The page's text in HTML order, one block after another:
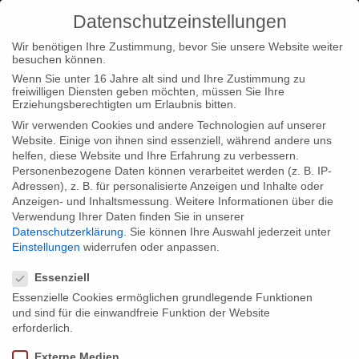
Home Typ|News
One World – International Human Rights
Documentary Film Festival
One World – International Human Rights
Documentary Film Festival
Unser Film Tabakmädchen von Biljana Garvanlieva wird auf
dem 12. One World – International Human Rights Documentary
Datenschutzeinstellungen
Wir benötigen Ihre Zustimmung, bevor Sie unsere Website weiter
besuchen können.
Wenn Sie unter 16 Jahre alt sind und Ihre Zustimmung zu
freiwilligen Diensten geben möchten, müssen Sie Ihre
Erziehungsberechtigten um Erlaubnis bitten.
Wir verwenden Cookies und andere Technologien auf unserer
Website. Einige von ihnen sind essenziell, während andere uns
helfen, diese Website und Ihre Erfahrung zu verbessern.
Personenbezogene Daten können verarbeitet werden (z. B. IP-
Adressen), z. B. für personalisierte Anzeigen und Inhalte oder
Anzeigen- und Inhaltsmessung. Weitere Informationen über die
Verwendung Ihrer Daten finden Sie in unserer
Datenschutzerklärung
Sie können Ihre Auswahl jederzeit unter
Einstellungen widerrufen oder anpassen.
Essenziell
Essenzielle Cookies ermöglichen grundlegende Funktionen
und sind für die einwandfreie Funktion der Website
erforderlich.